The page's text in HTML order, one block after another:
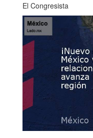
El Congresista